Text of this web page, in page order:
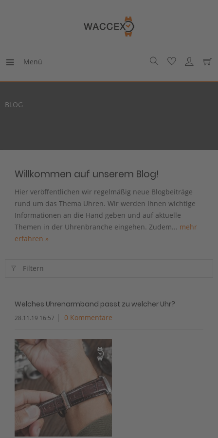
Menü
BLOG
Willkommen auf unserem Blog!
Hier veröffentlichen wir regelmäßig neue Blogbeiträge
rund um das Thema Uhren. Wir werden Ihnen wichtige
Informationen an die Hand geben und auf aktuelle
Themen in der Uhrenbranche eingehen. Zudem... mehr
erfahren »
Filtern
Welches Uhrenarmband passt zu welcher Uhr?
28.11.19 16:57 0 Kommentare